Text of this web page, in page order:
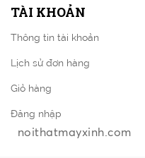
TÀI KHOẢN
Thông tin tài khoản
Lịch sử đơn hàng
Giỏ hàng
Đăng nhập
noithatmayxinh.com